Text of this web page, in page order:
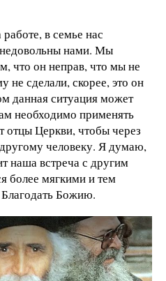
в семье нас
нами. Мы
что он неправ, что мы не
не сделали, скорее, это он
данная ситуация может
необходимо применять
отцы Церкви, чтобы через
человеку. Я думаю,
наша встреча с другим
более мягкими и тем
Божию.